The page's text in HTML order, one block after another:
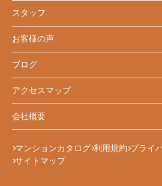
スタッフ
お客様の声
ブログ
アクセスマップ
会社概要
マンションカタログ 利用規約 プライ
サイトマップ